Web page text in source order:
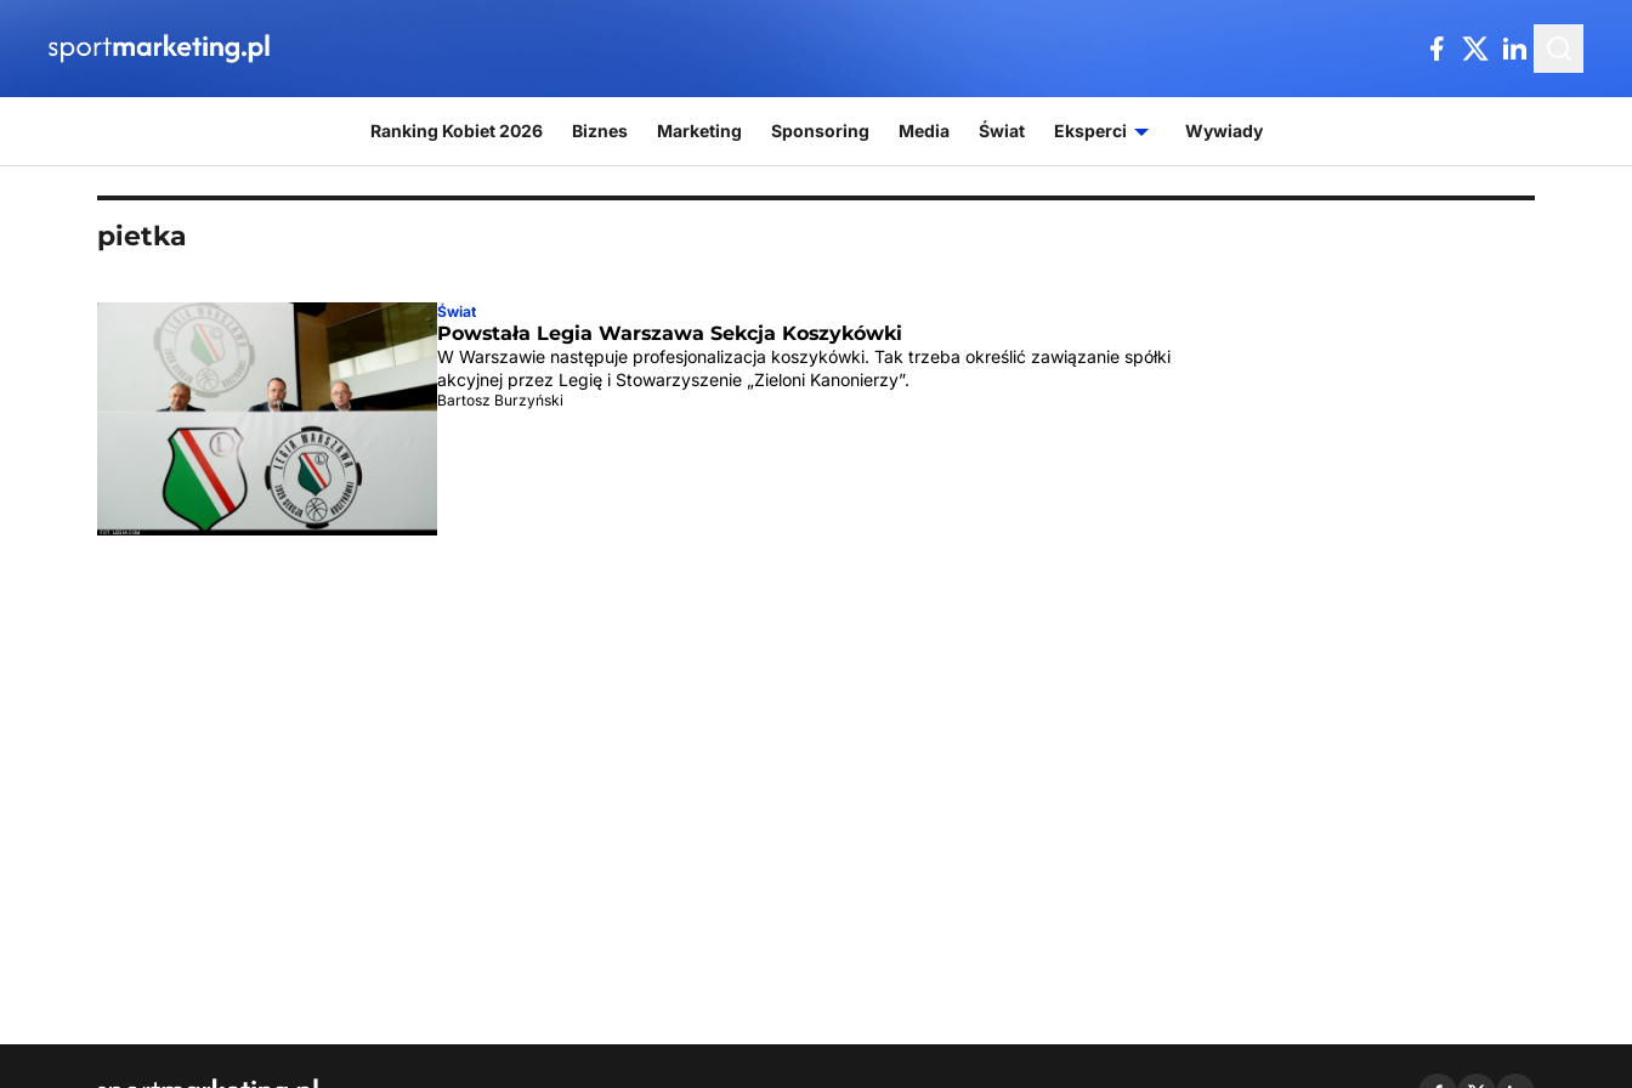
Ranking Kobiet 2026 Biznes Marketing Sponsoring Media Świat Eksperci Wywiady
pietka
Świat
Powstała Legia Warszawa Sekcja Koszykówki
W Warszawie następuje profesjonalizacja koszykówki. Tak trzeba określić zawiązanie spółki
akcyjnej przez Legię i Stowarzyszenie „Zieloni Kanonierzy”.
Bartosz Burzyński